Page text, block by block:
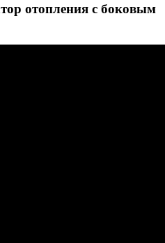
отопления с боковым